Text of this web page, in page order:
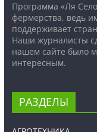
Программа «Ля
фермерства, ведь
поддерживает
Наши журналисты
нашем сайте было
интересным.
РАЗДЕЛЫ